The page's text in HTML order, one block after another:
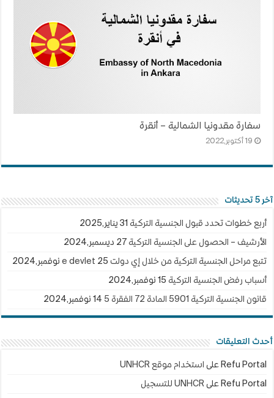
سفارة مقدونيا الشمالية – أنقرة
19 أكتوبر,2022
آخر 5 تحديثات
أربع خطوات تحدد قبول الجنسية التركية 31 يناير,2025
الأرشيف – الحصول على الجنسية التركية 27 ديسمبر,2024
تتبع مراحل الجنسية التركية من خلال إي دولت e devlet 25 نوفمبر,2024
أسباب رفض الجنسية التركية 15 نوفمبر,2024
قانون الجنسية التركية 5901 المادة 72 الفقرة 5 14 نوفمبر,2024
أحدث التعليقات
Refu Portal على استخدام موقع UNHCR
Refu Portal على UNHCR للتسجيل